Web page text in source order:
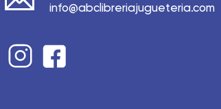
info@abclibreriajugueteria.com